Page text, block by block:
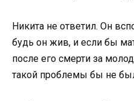
Никита не ответил. Он
будь он жив, и если бы
после его смерти за
такой проблемы бы не